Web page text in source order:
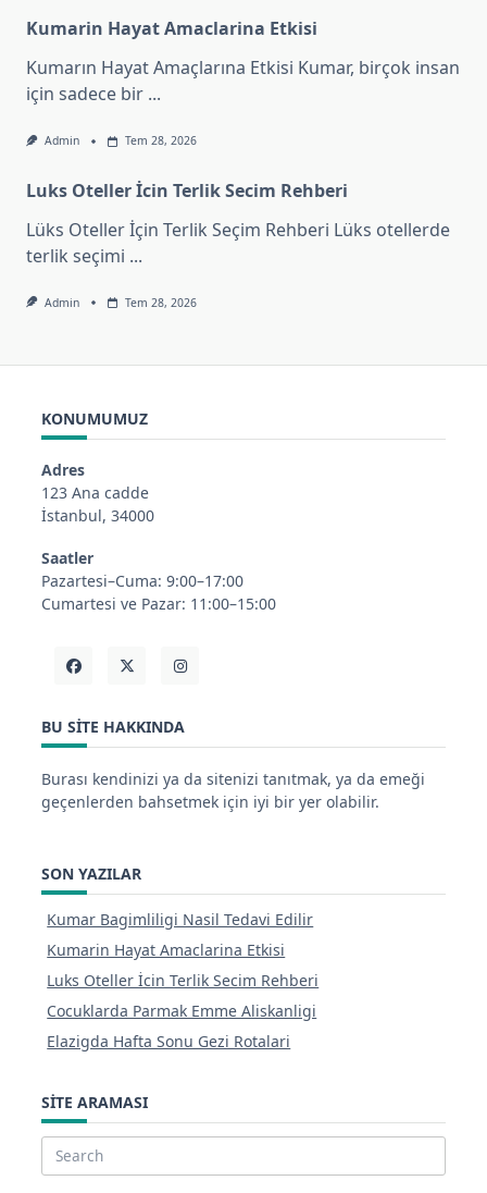
Kumarin Hayat Amaclarina Etkisi
Kumarın Hayat Amaçlarına Etkisi Kumar, birçok insan
için sadece bir ...
Admin Tem 28, 2026
Luks Oteller İcin Terlik Secim Rehberi
Lüks Oteller İçin Terlik Seçim Rehberi Lüks otellerde
terlik seçimi ...
Admin Tem 28, 2026
KONUMUMUZ
Adres
123 Ana cadde
İstanbul, 34000
Saatler
Pazartesi–Cuma: 9:00–17:00
Cumartesi ve Pazar: 11:00–15:00
BU SITE HAKKINDA
Burası kendinizi ya da sitenizi tanıtmak, ya da emeği
geçenlerden bahsetmek için iyi bir yer olabilir.
SON YAZILAR
Kumar Bagimliligi Nasil Tedavi Edilir
Kumarin Hayat Amaclarina Etkisi
Luks Oteller İcin Terlik Secim Rehberi
Cocuklarda Parmak Emme Aliskanligi
Elazigda Hafta Sonu Gezi Rotalari
SITE ARAMASI
Search